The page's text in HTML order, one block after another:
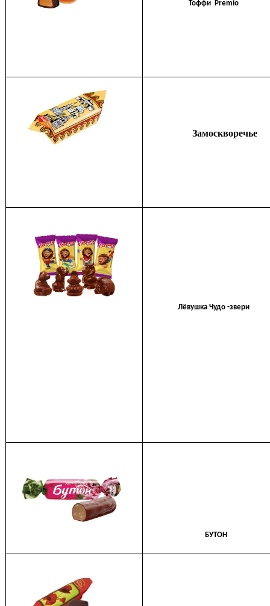
Тоффи Premio
Замоскворечье
Лёвушка Чудо -звери
БУТОН